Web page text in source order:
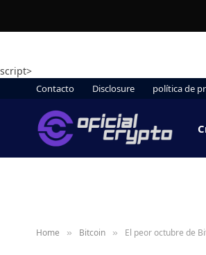
script>
Contacto Disclosure política de
Home » Bitcoin » El peor octubre de